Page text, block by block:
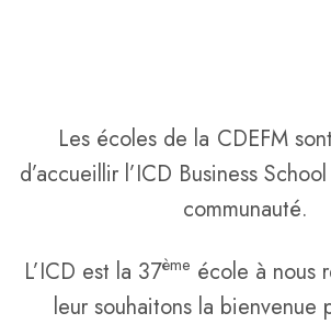
Les écoles de la CDEFM
d’accueillir l’ICD Business
communauté.
L’ICD est la 37ème école à nous
leur souhaitons la bienvenue